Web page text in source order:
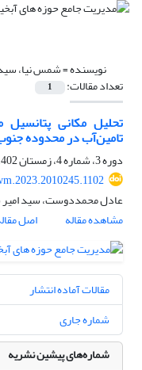
نویسنده =شمس نیا،
تعداد مقالات: 1
تحلیل ‌مکانی
‌تامین‌آب در محدوده
دوره 3، شماره 4، زمستان 1402، صفحه
عادل محمددوست، سید
مشاهده مقاله
اصل
مقالات آماده انتشار
شماره جاری
شماره‌های پیشین نشریه